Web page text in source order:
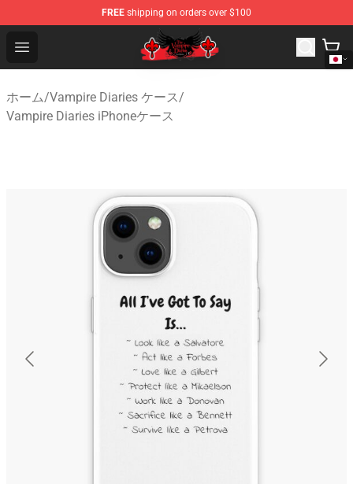
FREE shipping on orders over $100
Open menu
The Vampire Diaries Shop - Official The Vampire
ホーム/Vampire Diaries ケース/
Vampire Diaries iPhoneケース